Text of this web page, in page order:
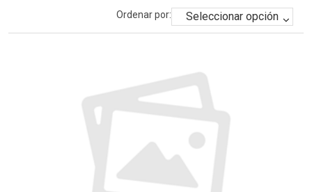
Ordenar por: